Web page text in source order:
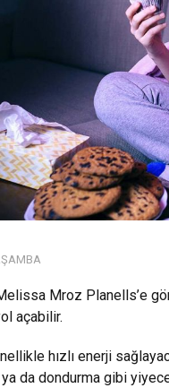
Mroz Planells’e
açabilir.
hızlı enerji
da dondurma gibi